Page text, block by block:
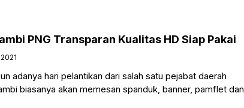
PNG Transparan Kualitas HD Siap Pakai
adanya hari pelantikan dari salah satu pejabat daerah
biasanya akan memesan spanduk, banner, pamflet dan